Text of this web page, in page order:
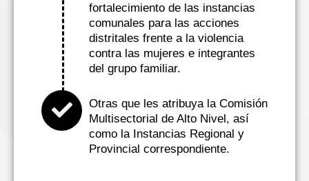
fortalecimiento de las instancias
comunales para las acciones
distritales frente a la violencia
contra las mujeres e integrantes
del grupo familiar.
Otras que les atribuya la Comisión
Multisectorial de Alto Nivel, así
como la Instancias Regional y
Provincial correspondiente.